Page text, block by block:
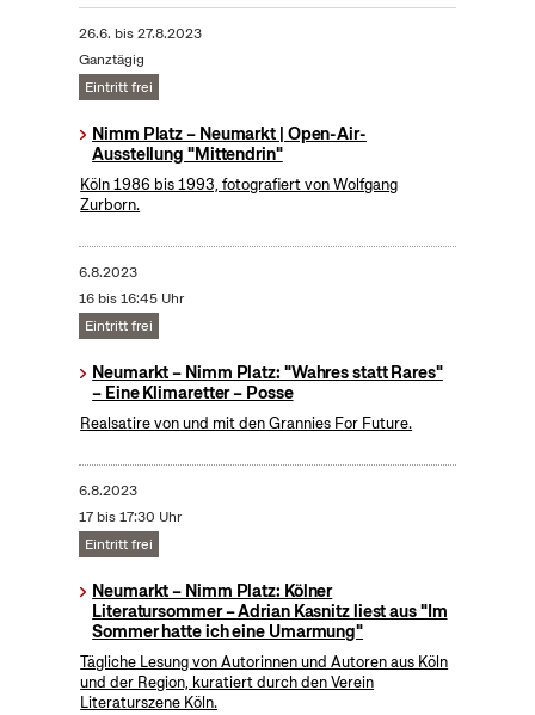
26.6. bis27.8.2023
Ganztägig
Eintritt frei
Nimm Platz – Neumarkt | Open-Air-
Ausstellung "Mittendrin"
Köln 1986 bis 1993, fotografiert von Wolfgang
Zurborn.
6.8.2023
16 bis 16:45 Uhr
Eintritt frei
Neumarkt – Nimm Platz: "Wahres statt Rares"
– Eine Klimaretter – Posse
Realsatire von und mit den Grannies For Future.
6.8.2023
17 bis 17:30 Uhr
Eintritt frei
Neumarkt – Nimm Platz: Kölner
Literatursommer – Adrian Kasnitz liest aus "Im
Sommer hatte ich eine Umarmung"
Tägliche Lesung von Autorinnen und Autoren aus Köln
und der Region, kuratiert durch den Verein
Literaturszene Köln.